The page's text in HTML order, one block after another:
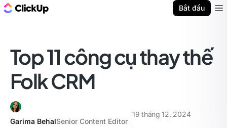
Bắt đầu
Top 11 công cụ thay thế
Folk CRM
Garima BehalSenior Content Editor
19 tháng 12, 2024